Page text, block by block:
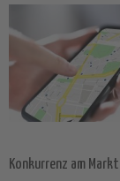
Konkurrenz am